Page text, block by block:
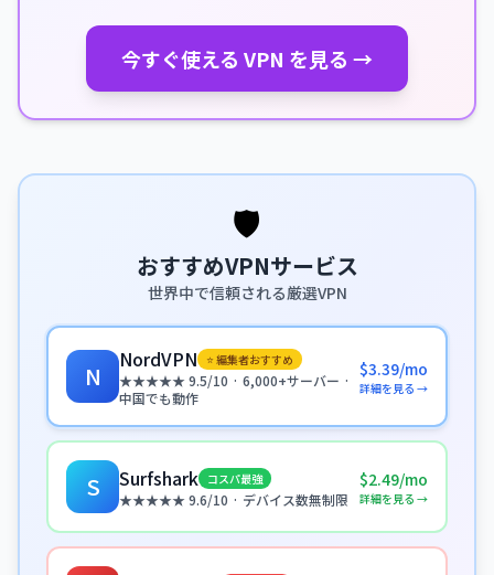
今すぐ使える VPN を見る →
🛡️
おすすめVPNサービス
世界中で信頼される厳選VPN
N
NordVPN ⭐ 編集者おすすめ
★★★★★ 9.5/10 · 6,000+サーバー ·
中国でも動作
$3.39/mo
詳細を見る →
S Surfshark コスパ最強
★★★★★ 9.6/10 · デバイス数無制限
$2.49/mo
詳細を見る →